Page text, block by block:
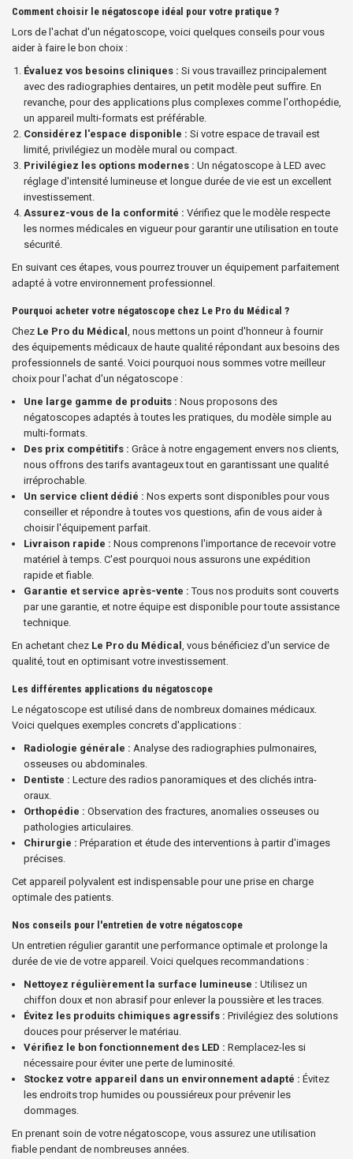
Comment choisir le négatoscope idéal pour votre pratique ?
Lors de l'achat d'un négatoscope, voici quelques conseils pour vous
aider à faire le bon choix :
Évaluez vos besoins cliniques : Si vous travaillez principalement
avec des radiographies dentaires, un petit modèle peut suffire. En
revanche, pour des applications plus complexes comme l'orthopédie,
un appareil multi-formats est préférable.
Considérez l'espace disponible : Si votre espace de travail est
limité, privilégiez un modèle mural ou compact.
Privilégiez les options modernes : Un négatoscope à LED avec
réglage d'intensité lumineuse et longue durée de vie est un excellent
investissement.
Assurez-vous de la conformité : Vérifiez que le modèle respecte
les normes médicales en vigueur pour garantir une utilisation en toute
sécurité.
En suivant ces étapes, vous pourrez trouver un équipement parfaitement
adapté à votre environnement professionnel.
Pourquoi acheter votre négatoscope chez Le Pro du Médical ?
Chez Le Pro du Médical , nous mettons un point d'honneur à fournir
des équipements médicaux de haute qualité répondant aux besoins des
professionnels de santé. Voici pourquoi nous sommes votre meilleur
choix pour l'achat d'un négatoscope :
Une large gamme de produits : Nous proposons des
négatoscopes adaptés à toutes les pratiques, du modèle simple au
multi-formats.
Des prix compétitifs : Grâce à notre engagement envers nos clients,
nous offrons des tarifs avantageux tout en garantissant une qualité
irréprochable.
Un service client dédié : Nos experts sont disponibles pour vous
conseiller et répondre à toutes vos questions, afin de vous aider à
choisir l'équipement parfait.
Livraison rapide : Nous comprenons l'importance de recevoir votre
matériel à temps. C'est pourquoi nous assurons une expédition
rapide et fiable.
Garantie et service après-vente : Tous nos produits sont couverts
par une garantie, et notre équipe est disponible pour toute assistance
technique.
En achetant chez Le Pro du Médical , vous bénéficiez d'un service de
qualité, tout en optimisant votre investissement.
Les différentes applications du négatoscope
Le négatoscope est utilisé dans de nombreux domaines médicaux.
Voici quelques exemples concrets d'applications :
Radiologie générale : Analyse des radiographies pulmonaires,
osseuses ou abdominales.
Dentiste : Lecture des radios panoramiques et des clichés intra-
oraux.
Orthopédie : Observation des fractures, anomalies osseuses ou
pathologies articulaires.
Chirurgie : Préparation et étude des interventions à partir d'images
précises.
Cet appareil polyvalent est indispensable pour une prise en charge
optimale des patients.
Nos conseils pour l'entretien de votre négatoscope
Un entretien régulier garantit une performance optimale et prolonge la
durée de vie de votre appareil. Voici quelques recommandations :
Nettoyez régulièrement la surface lumineuse : Utilisez un
chiffon doux et non abrasif pour enlever la poussière et les traces.
Évitez les produits chimiques agressifs : Privilégiez des solutions
douces pour préserver le matériau.
Vérifiez le bon fonctionnement des LED : Remplacez-les si
nécessaire pour éviter une perte de luminosité.
Stockez votre appareil dans un environnement adapté : Évitez
les endroits trop humides ou poussiéreux pour prévenir les
dommages.
En prenant soin de votre négatoscope, vous assurez une utilisation
fiable pendant de nombreuses années.